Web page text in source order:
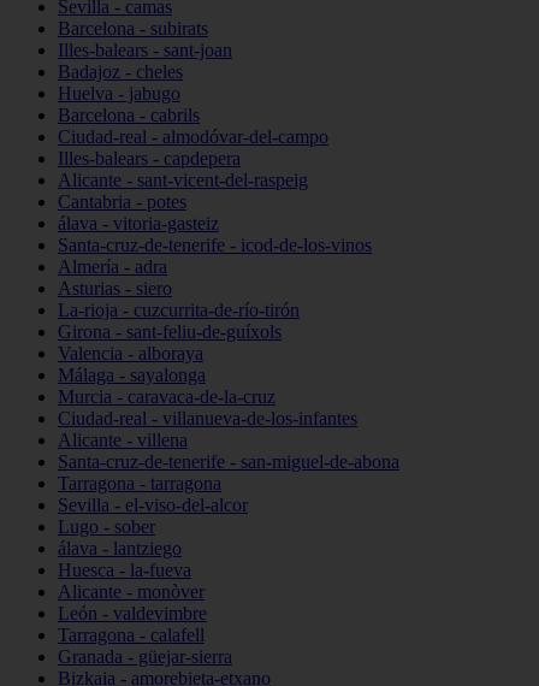
Sevilla - camas
Barcelona - subirats
Illes-balears - sant-joan
Badajoz - cheles
Huelva - jabugo
Barcelona - cabrils
Ciudad-real - almodóvar-del-campo
Illes-balears - capdepera
Alicante - sant-vicent-del-raspeig
Cantabria - potes
álava - vitoria-gasteiz
Santa-cruz-de-tenerife - icod-de-los-vinos
Almería - adra
Asturias - siero
La-rioja - cuzcurrita-de-río-tirón
Girona - sant-feliu-de-guíxols
Valencia - alboraya
Málaga - sayalonga
Murcia - caravaca-de-la-cruz
Ciudad-real - villanueva-de-los-infantes
Alicante - villena
Santa-cruz-de-tenerife - san-miguel-de-abona
Tarragona - tarragona
Sevilla - el-viso-del-alcor
Lugo - sober
álava - lantziego
Huesca - la-fueva
Alicante - monòver
León - valdevimbre
Tarragona - calafell
Granada - güejar-sierra
Bizkaia - amorebieta-etxano